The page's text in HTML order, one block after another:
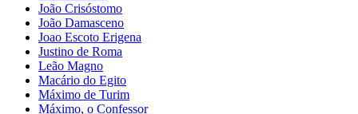
João Crisóstomo
João Damasceno
Joao Escoto Erigena
Justino de Roma
Leão Magno
Macário do Egito
Máximo de Turim
Máximo, o Confessor